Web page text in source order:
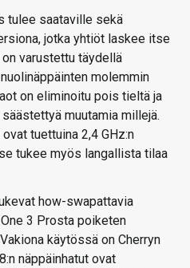
tulee saataville sekä
jotka yhtiöt laskee itse
varustettu täydellä
molemmin
on eliminoitu pois tieltä ja
muutamia millejä.
tuettuina 2,4 GHz:n
tukee myös langallista tilaa
how-swapattavia
3 Prosta poiketen
käytössä on Cherryn
näppäinhatut ovat